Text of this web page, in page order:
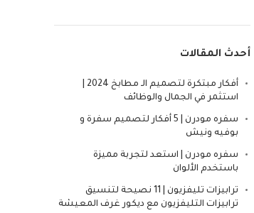
أحدث المقالات
استثمر في الجمال والوظائف
سفره مودرن | 5 أفكار لتصميم سفرة و
بوفيه ونيش
سفره مودرن | استعد لتجربة مميزة
باستخدم الألوان
ترابيزات تليفزيون | 11 نصيحة لتنسيق
ترابيزات التليفزيون مع ديكور غرف المعيشة